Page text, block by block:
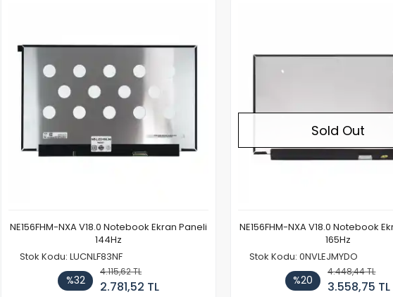
NE156FHM-NXA V18.0 Notebook Ekran Paneli
144Hz
Stok Kodu: LUCNLF83NF
%32
4.115,62 TL
2.781,52 TL
Sold Out
NE156FHM-NXA V18.0 Notebook
165Hz
Stok Kodu: 0NVLEJMYDO
%20
4.448,44 TL
3.558,75 TL